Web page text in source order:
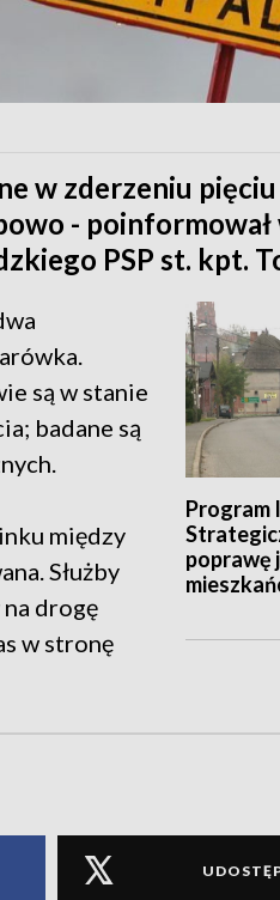
w zderzeniu
-
PSP st. kpt.
Program
poprawę
są w stanie
badane są
między
Służby
na drogę
w stronę